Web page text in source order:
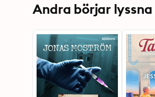
Andra börjar